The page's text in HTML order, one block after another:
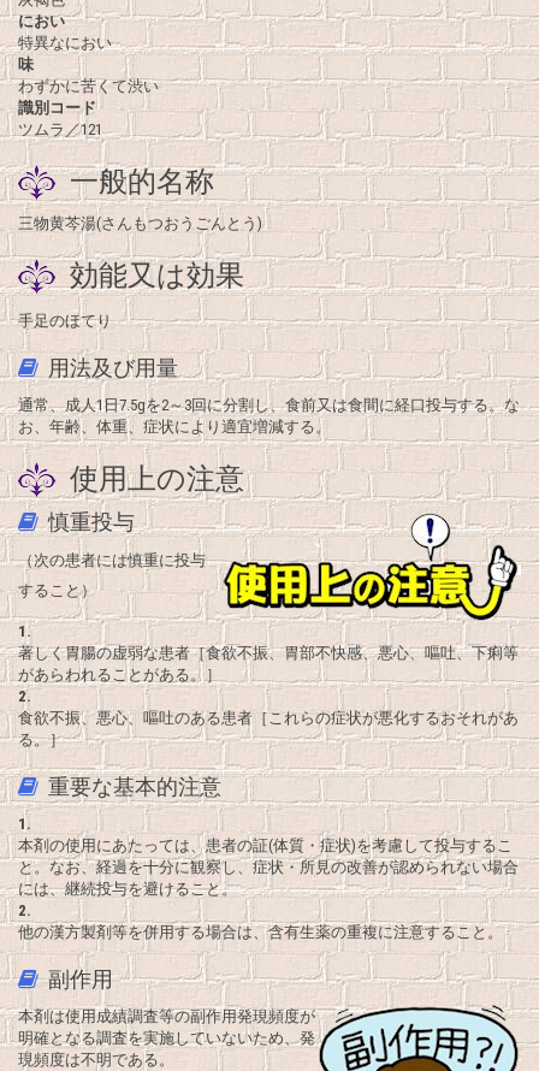
におい
特異なにおい
味
わずかに苦くて渋い
識別コード
ツムラ／121
一般的名称
三物黄芩湯(さんもつおうごんとう)
効能又は効果
手足のほてり
用法及び用量
通常、成人1日7.5gを2～3回に分割し、食前又は食間に経口投与する。な
お、年齢、体重、症状により適宜増減する。
使用上の注意
慎重投与
（次の患者には慎重に投与
すること）
1.
著しく胃腸の虚弱な患者［食欲不振、胃部不快感、悪心、嘔吐、下痢等
があらわれることがある。］
2.
食欲不振、悪心、嘔吐のある患者［これらの症状が悪化するおそれがあ
る。］
重要な基本的注意
1.
本剤の使用にあたっては、患者の証(体質・症状)を考慮して投与するこ
と。なお、経過を十分に観察し、症状・所見の改善が認められない場合
には、継続投与を避けること。
2.
他の漢方製剤等を併用する場合は、含有生薬の重複に注意すること。
副作用
本剤は使用成績調査等の副作用発現頻度が
明確となる調査を実施していないため、発
現頻度は不明である。